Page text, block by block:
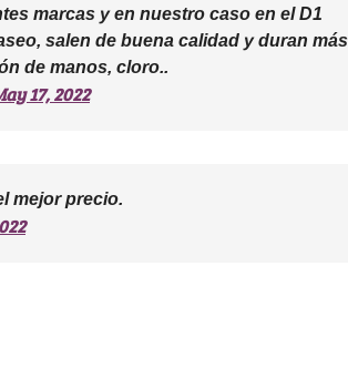
marcas y en nuestro caso en el D1
salen de buena calidad y duran más
de manos, cloro..
17, 2022
mejor precio.